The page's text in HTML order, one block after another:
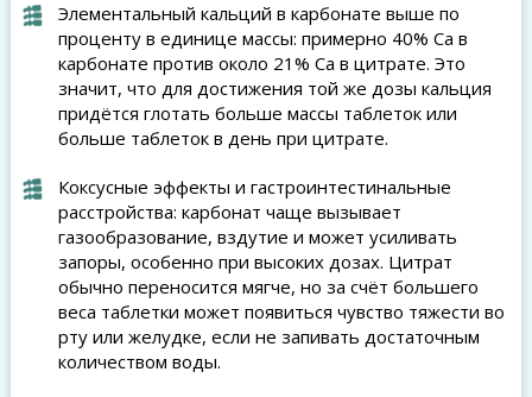
Элементальный кальций в карбонате выше по
проценту в единице массы: примерно 40% Ca в
карбонате против около 21% Ca в цитрате. Это
значит, что для достижения той же дозы кальция
придётся глотать больше массы таблеток или
больше таблеток в день при цитрате.
Коксусные эффекты и гастроинтестинальные
расстройства: карбонат чаще вызывает
газообразование, вздутие и может усиливать
запоры, особенно при высоких дозах. Цитрат
обычно переносится мягче, но за счёт большего
веса таблетки может появиться чувство тяжести во
рту или желудке, если не запивать достаточным
количеством воды.